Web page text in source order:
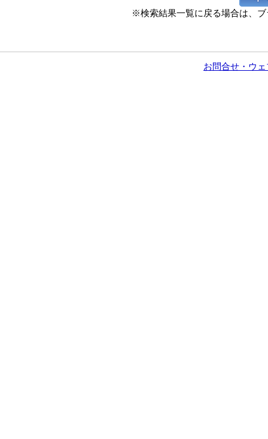
※検索結果一覧に戻る場合は、
お問合せ・ウ